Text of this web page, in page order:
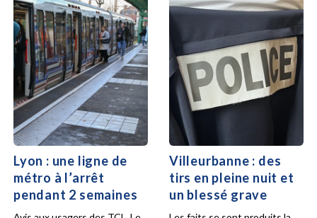
Lyon : une ligne de
métro à l’arrêt
pendant 2 semaines
Villeurbanne : des
tirs en pleine nuit et
un blessé grave